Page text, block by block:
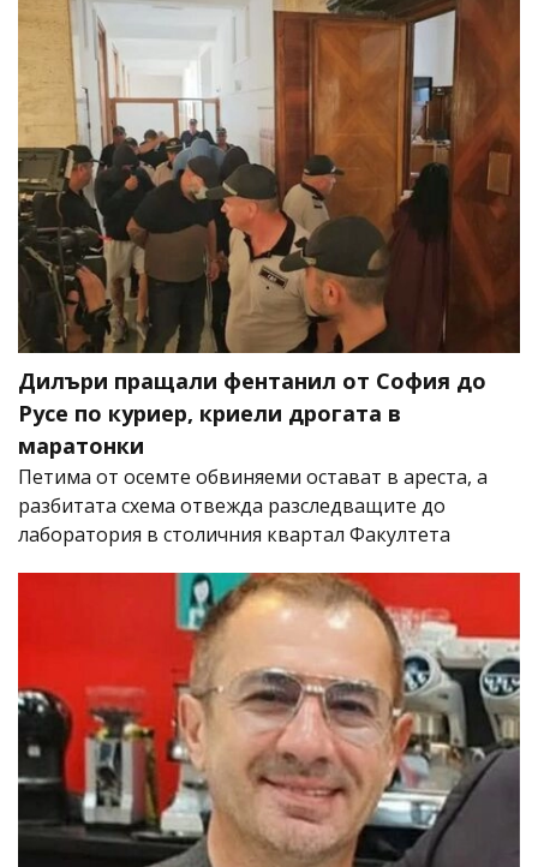
Дилъри пращали фентанил от София до
Русе по куриер, криели дрогата в
маратонки
Петима от осемте обвиняеми остават в ареста, а
разбитата схема отвежда разследващите до
лаборатория в столичния квартал Факултета